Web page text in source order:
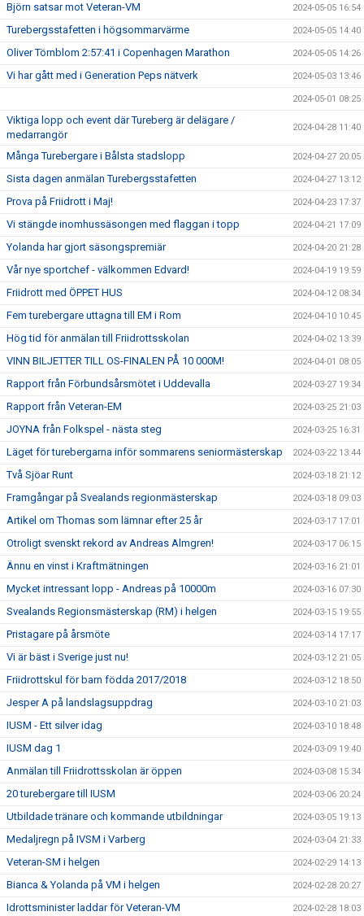
Björn satsar mot Veteran-VM 2024-05-05 16:54
Turebergsstafetten i högsommarvärme 2024-05-05 14:40
Oliver Törnblom 2:57:41 i Copenhagen Marathon 2024-05-05 14:26
Vi har gått med i Generation Peps nätverk 2024-05-03 13:46
2024-05-01 08:25
Viktiga lopp och event där Tureberg är delägare /
medarrangör
2024-04-28 11:40
Många Turebergare i Bålsta stadslopp 2024-04-27 20:05
Sista dagen anmälan Turebergsstafetten 2024-04-27 13:12
Prova på Friidrott i Maj! 2024-04-23 17:37
Vi stängde inomhussäsongen med flaggan i topp 2024-04-21 17:09
Yolanda har gjort säsongspremiär 2024-04-20 21:28
Vår nye sportchef - välkommen Edvard! 2024-04-19 19:59
Friidrott med ÖPPET HUS 2024-04-12 08:34
Fem turebergare uttagna till EM i Rom 2024-04-10 10:45
Hög tid för anmälan till Friidrottsskolan 2024-04-02 13:39
VINN BILJETTER TILL OS-FINALEN PÅ 10 000M! 2024-04-01 08:05
Rapport från Förbundsårsmötet i Uddevalla 2024-03-27 19:34
Rapport från Veteran-EM 2024-03-25 21:03
JOYNA från Folkspel - nästa steg 2024-03-25 16:31
Läget för turebergarna inför sommarens seniormästerskap 2024-03-22 13:44
Två Sjöar Runt 2024-03-18 21:12
Framgångar på Svealands regionmästerskap 2024-03-18 09:03
Artikel om Thomas som lämnar efter 25 år 2024-03-17 17:01
Otroligt svenskt rekord av Andreas Almgren! 2024-03-17 06:15
Ännu en vinst i Kraftmätningen 2024-03-16 21:01
Mycket intressant lopp - Andreas på 10000m 2024-03-16 07:30
Svealands Regionsmästerskap (RM) i helgen 2024-03-15 19:55
Pristagare på årsmöte 2024-03-14 17:17
Vi är bäst i Sverige just nu! 2024-03-12 21:05
Friidrottskul för barn födda 2017/2018 2024-03-12 18:50
Jesper A på landslagsuppdrag 2024-03-10 21:03
IUSM - Ett silver idag 2024-03-10 18:48
IUSM dag 1 2024-03-09 19:40
Anmälan till Friidrottsskolan är öppen 2024-03-08 15:34
20 turebergare till IUSM 2024-03-06 20:24
Utbildade tränare och kommande utbildningar 2024-03-05 19:13
Medaljregn på IVSM i Varberg 2024-03-04 21:33
Veteran-SM i helgen 2024-02-29 14:13
Bianca & Yolanda på VM i helgen 2024-02-28 20:27
Idrottsminister laddar för Veteran-VM 2024-02-28 18:03